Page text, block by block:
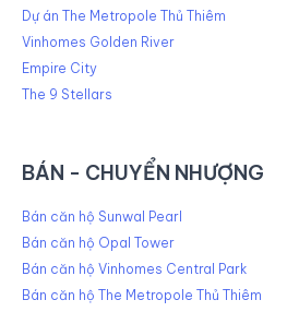
Dự án The Metropole Thủ Thiêm
Vinhomes Golden River
Empire City
The 9 Stellars
BÁN - CHUYỂN NHƯỢNG
Bán căn hộ Sunwal Pearl
Bán căn hộ Opal Tower
Bán căn hộ Vinhomes Central Park
Bán căn hộ The Metropole Thủ Thiêm